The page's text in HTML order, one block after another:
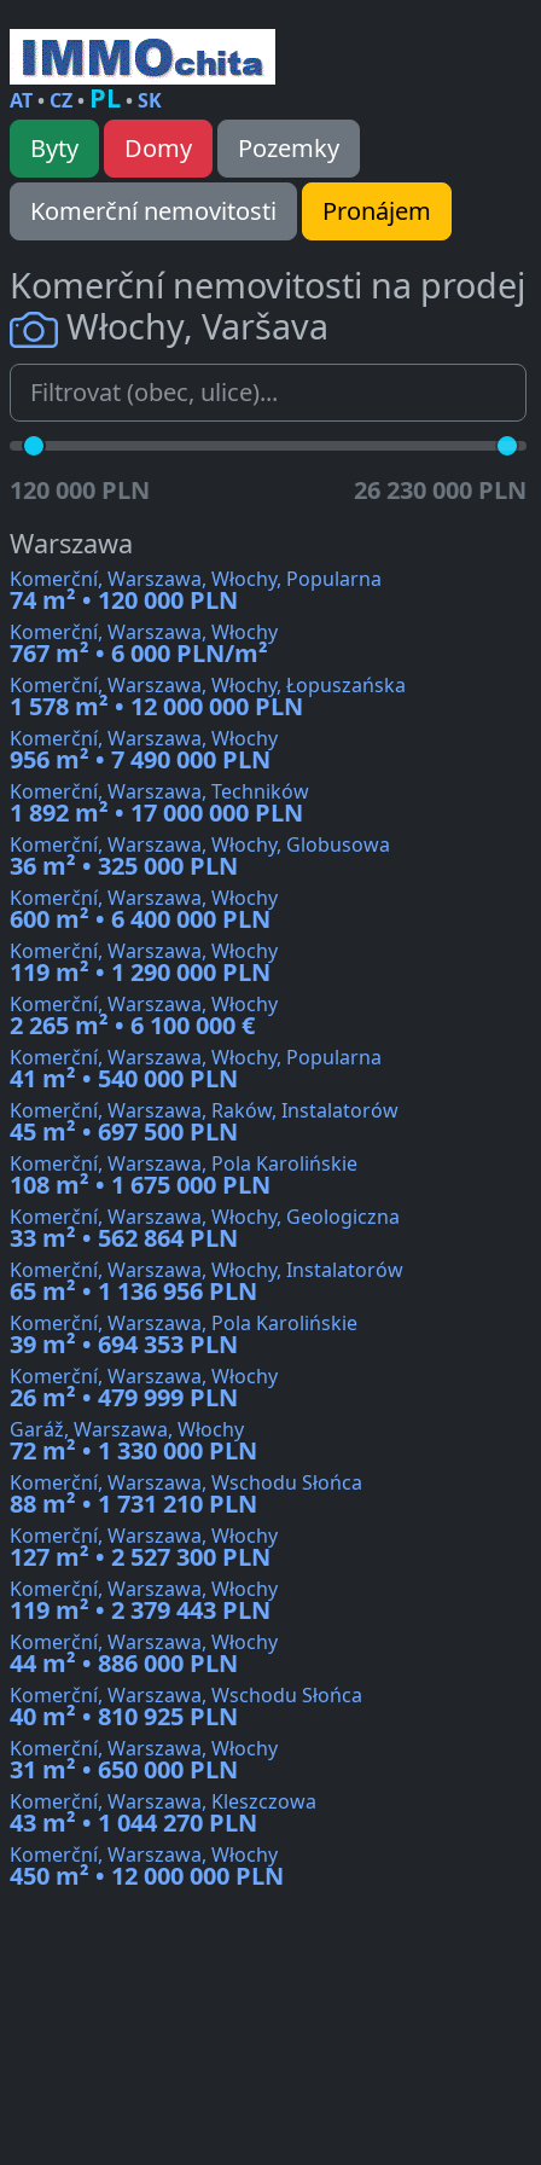
AT• CZ• PL•SK
Byty Domy
Pozemky
Komerční nemovitosti
Pronájem
Komerční nemovitosti na prodej
Włochy, Varšava
120 000 PLN 26 230 000 PLN
Warszawa
Komerční, Warszawa, Włochy, Popularna
74 m² • 120 000 PLN
Komerční, Warszawa, Włochy
767 m² • 6 000 PLN/m²
Komerční, Warszawa, Włochy, Łopuszańska
1 578 m² • 12 000 000 PLN
Komerční, Warszawa, Włochy
956 m² • 7 490 000 PLN
Komerční, Warszawa, Techników
1 892 m² • 17 000 000 PLN
Komerční, Warszawa, Włochy, Globusowa
36 m² • 325 000 PLN
Komerční, Warszawa, Włochy
600 m² • 6 400 000 PLN
Komerční, Warszawa, Włochy
119 m² • 1 290 000 PLN
Komerční, Warszawa, Włochy
2 265 m² • 6 100 000 €
Komerční, Warszawa, Włochy, Popularna
41 m² • 540 000 PLN
Komerční, Warszawa, Raków, Instalatorów
45 m² • 697 500 PLN
Komerční, Warszawa, Pola Karolińskie
108 m² • 1 675 000 PLN
Komerční, Warszawa, Włochy, Geologiczna
33 m² • 562 864 PLN
Komerční, Warszawa, Włochy, Instalatorów
65 m² • 1 136 956 PLN
Komerční, Warszawa, Pola Karolińskie
39 m² • 694 353 PLN
Komerční, Warszawa, Włochy
26 m² • 479 999 PLN
Garáž, Warszawa, Włochy
72 m² • 1 330 000 PLN
Komerční, Warszawa, Wschodu Słońca
88 m² • 1 731 210 PLN
Komerční, Warszawa, Włochy
127 m² • 2 527 300 PLN
Komerční, Warszawa, Włochy
119 m² • 2 379 443 PLN
Komerční, Warszawa, Włochy
44 m² • 886 000 PLN
Komerční, Warszawa, Wschodu Słońca
40 m² • 810 925 PLN
Komerční, Warszawa, Włochy
31 m² • 650 000 PLN
Komerční, Warszawa, Kleszczowa
43 m² • 1 044 270 PLN
Komerční, Warszawa, Włochy
450 m² • 12 000 000 PLN